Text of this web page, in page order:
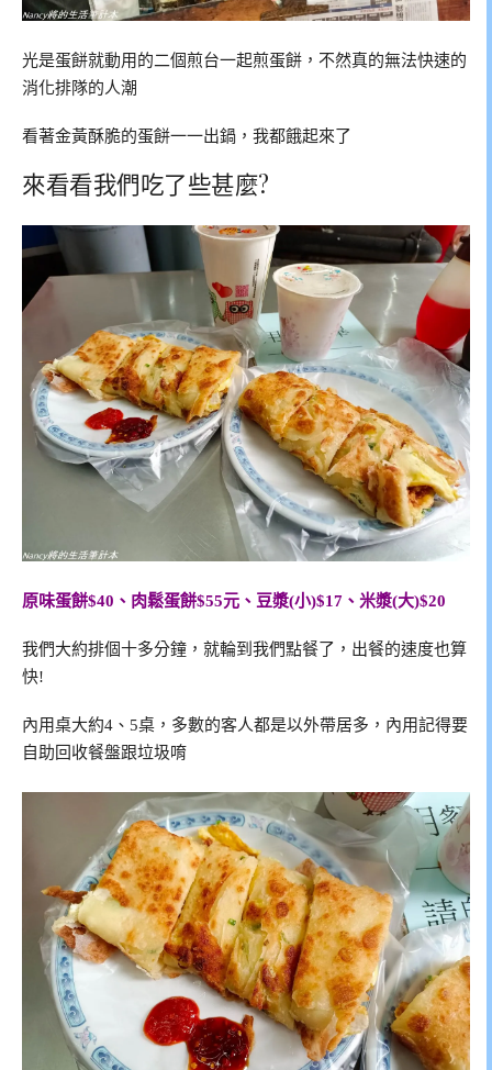
光是蛋餅就動用的二個煎台一起煎蛋餅，不然真的無法快速的
消化排隊的人潮
看著金黃酥脆的蛋餅一一出鍋，我都餓起來了
來看看我們吃了些甚麼?
原味蛋餅$40、肉鬆蛋餅$55元、豆漿(小)$17、米漿(大)$20
我們大約排個十多分鐘，就輪到我們點餐了，出餐的速度也算
快!
內用桌大約4、5桌，多數的客人都是以外帶居多，內用記得要
自助回收餐盤跟垃圾唷